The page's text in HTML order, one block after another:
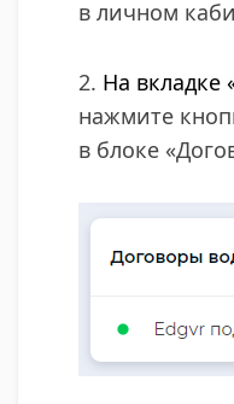
в личном
2. На вкладке
нажмите
в блоке